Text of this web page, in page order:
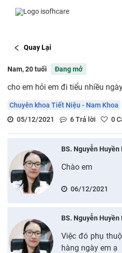
Quay Lại
Nam, 20 tuổi Đang mở
cho em hỏi em đi tiểu nhiều
Chuyên khoa Tiết Niệu - Nam Khoa
05/12/2021
6Trả lời 0
BS. Nguyễn Huyền
Chào em
06/12/2021
BS. Nguyễn Huyền
Việc đó phụ
hàng ngày em ạ